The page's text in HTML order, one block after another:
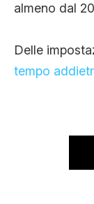
almeno dal
Delle
tempo